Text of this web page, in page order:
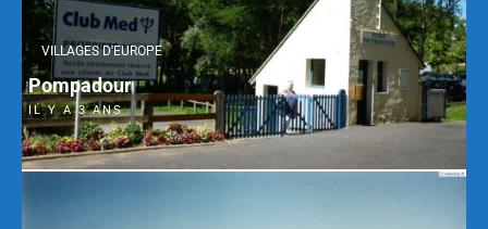
VILLAGES D'EUROPE
Pompadour
IL Y A 3 ANS